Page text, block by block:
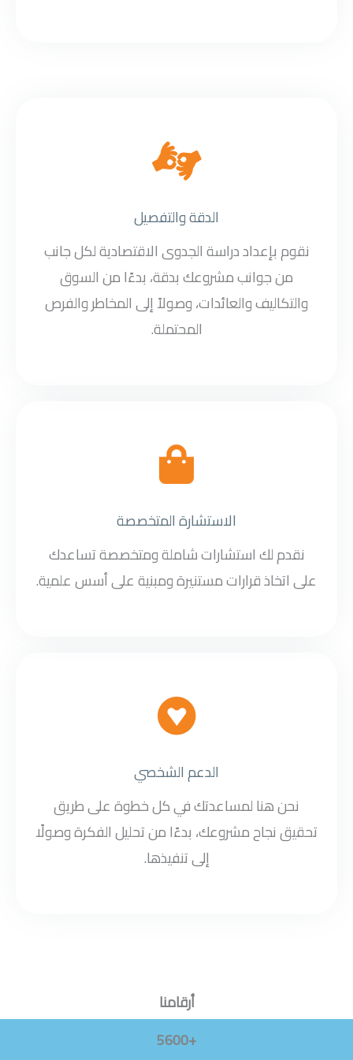
الدقة والتفصيل
نقوم بإعداد دراسة الجدوى الاقتصادية لكل جانب
من جوانب مشروعك بدقة، بدءًا من السوق
والتكاليف والعائدات، وصولاً إلى المخاطر والفرص
المحتملة.
الاستشارة المتخصصة
نقدم لك استشارات شاملة ومتخصصة تساعدك
على اتخاذ قرارات مستنيرة ومبنية على أسس علمية.
الدعم الشخصي
نحن هنا لمساعدتك في كل خطوة على طريق
تحقيق نجاح مشروعك، بدءًا من تحليل الفكرة وصولًا
إلى تنفيذها.
أرقامنا
+5600